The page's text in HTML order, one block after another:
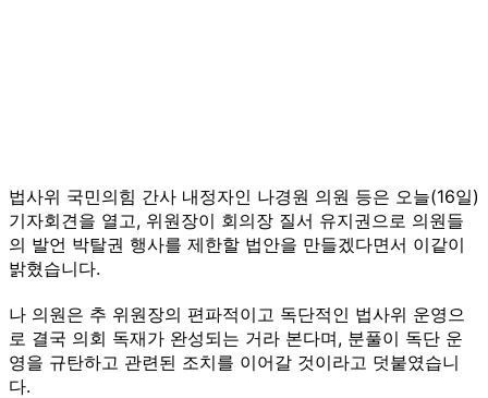
법사위 국민의힘 간사 내정자인 나경원 의원 등은 오늘(16일)
기자회견을 열고, 위원장이 회의장 질서 유지권으로 의원들
의 발언 박탈권 행사를 제한할 법안을 만들겠다면서 이같이
밝혔습니다.
나 의원은 추 위원장의 편파적이고 독단적인 법사위 운영으
로 결국 의회 독재가 완성되는 거라 본다며, 분풀이 독단 운
영을 규탄하고 관련된 조치를 이어갈 것이라고 덧붙였습니
다.